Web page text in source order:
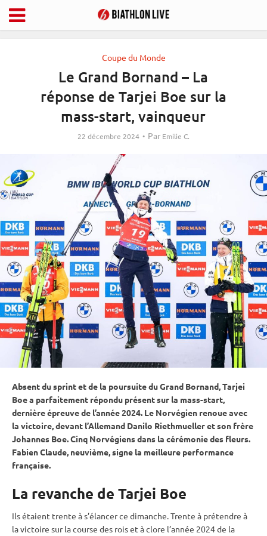
Coupe du Monde
Le Grand Bornand – La
réponse de Tarjei Boe sur la
mass-start, vainqueur
22 décembre 2024 Par Emilie C.
Absent dusprintet de la poursuitedu Grand Bornand, Tarjei
Boe a parfaitement répondu présent sur la mass-start,
dernière épreuve de l’année 2024. Le Norvégien renoue avec
la victoire, devant l’Allemand Danilo Riethmuelleret son frère
Johannes Boe. Cinq Norvégiens dans la cérémonie des fleurs.
Fabien Claude, neuvième, signe la meilleure performance
française.
La revanche de Tarjei Boe
Ils étaient trente à s’élancer ce dimanche. Trente à prétendre à
la victoire sur la course des rois et à clore l’année 2024 de la